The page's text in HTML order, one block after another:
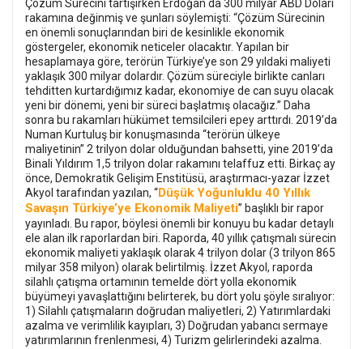
Çözüm Sürecini tartışırken Erdoğan da 300 milyar ABD Doları
rakamına değinmiş ve şunları söylemişti: “Çözüm Sürecinin
en önemli sonuçlarından biri de kesinlikle ekonomik
göstergeler, ekonomik neticeler olacaktır. Yapılan bir
hesaplamaya göre, terörün Türkiye’ye son 29 yıldaki maliyeti
yaklaşık 300 milyar dolardır. Çözüm süreciyle birlikte canları
tehditten kurtardığımız kadar, ekonomiye de can suyu olacak
yeni bir dönemi, yeni bir süreci başlatmış olacağız.” Daha
sonra bu rakamları hükümet temsilcileri epey arttırdı. 2019’da
Numan Kurtuluş bir konuşmasında “terörün ülkeye
maliyetinin” 2 trilyon dolar olduğundan bahsetti, yine 2019’da
Binali Yıldırım 1,5 trilyon dolar rakamını telaffuz etti. Birkaç ay
önce, Demokratik Gelişim Enstitüsü, araştırmacı-yazar İzzet
Akyol tarafından yazılan, “Düşük Yoğunluklu 40 Yıllık
Savaşın Türkiye’ye Ekonomik Maliyeti” başlıklı bir rapor
yayınladı. Bu rapor, böylesi önemli bir konuyu bu kadar detaylı
ele alan ilk raporlardan biri. Raporda, 40 yıllık çatışmalı sürecin
ekonomik maliyeti yaklaşık olarak 4 trilyon dolar (3 trilyon 865
milyar 358 milyon) olarak belirtilmiş. İzzet Akyol, raporda
silahlı çatışma ortamının temelde dört yolla ekonomik
büyümeyi yavaşlattığını belirterek, bu dört yolu şöyle sıralıyor:
1) Silahlı çatışmaların doğrudan maliyetleri, 2) Yatırımlardaki
azalma ve verimlilik kayıpları, 3) Doğrudan yabancı sermaye
yatırımlarının frenlenmesi, 4) Turizm gelirlerindeki azalma.